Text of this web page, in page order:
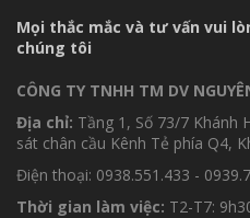
Mọi thắc mắc và tư vấn vui
chúng tôi
CÔNG TY TNHH TM DV
Địa chỉ: Tầng 1, Số 73/7 Khánh
sát chân cầu Kênh Tẻ phía Q4,
Điện thoại: 0938.551.433 -
Thời gian làm việc: T2-T7: